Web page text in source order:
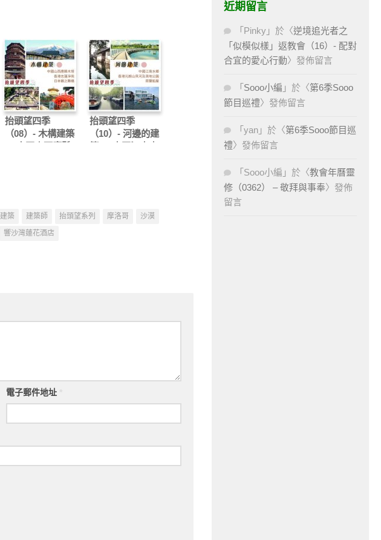
抬頭望四季
（08）- 木構建築
抬頭望四季
（10）- 河邊的建
建築 建築師 抬頭望系列 摩洛哥
沙漠
響沙灣蓮花酒店
電子郵件地址
近期留言
「 Pinky 」於〈逆境追光者之
「似模似樣」返教會（16）- 配對
合宜的愛心行動〉發佈留言
「 Sooo小編 」於〈第6季Sooo
節目巡禮〉發佈留言
「 yan 」於〈第6季Sooo節目巡
禮〉發佈留言
「 Sooo小編 」於〈教會年曆靈
修（0362） – 敬拜與事奉〉發佈
留言